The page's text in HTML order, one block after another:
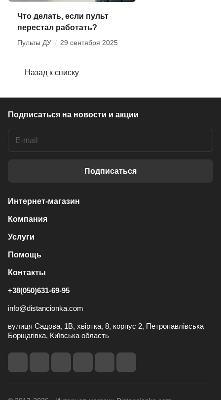
Что делать, если пульт
перестал работать?
Пульты ДУ / 29 сентября 2025
Назад к списку
Подписаться на новости и акции
Подписаться
Интернет-магазин
Компания
Услуги
Помощь
Контакты
+38(050)631-69-95
info@distancionka.com
вулиця Садова, 1В, хвіртка, 8, корпус 2, Петропавлівська
Борщагівка, Київська область